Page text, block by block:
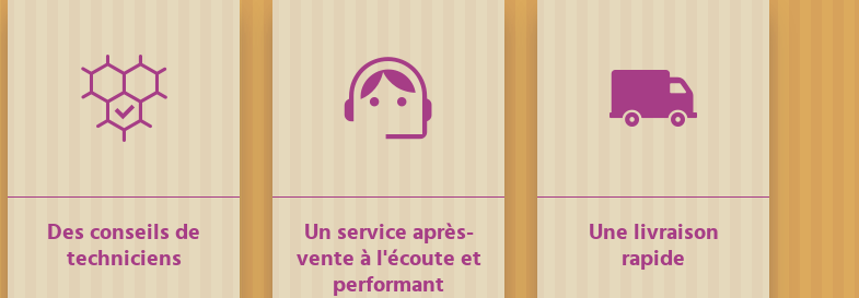
Des conseils de
techniciens
Un service après-
vente à l'écoute et
performant
Une livraison
rapide